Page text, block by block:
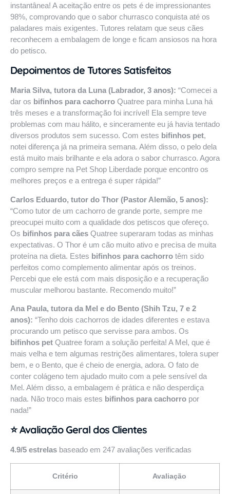
instantânea! A aceitação entre os pets é de impressionantes
98%, comprovando que o sabor churrasco conquista até os
paladares mais exigentes. Tutores relatam que seus cães
reconhecem a embalagem de longe e ficam ansiosos na hora
do petisco.
Depoimentos de Tutores Satisfeitos
Maria Silva, tutora da Luna (Labrador, 3 anos): “Comecei a
dar os bifinhos para cachorro Quatree para minha Luna há
três meses e a transformação foi incrível! Ela sempre teve
problemas com mau hálito, e sinceramente eu já havia tentado
diversos produtos sem sucesso. Com estes bifinhos pet,
notei diferença já na primeira semana. Além disso, o pelo dela
está muito mais brilhante e ela adora o sabor churrasco. Agora
compro sempre na Pet Shop Liberdade porque encontro os
melhores preços e a entrega é super rápida!”
Carlos Eduardo, tutor do Thor (Pastor Alemão, 5 anos):
“Como tutor de um cachorro de grande porte, sempre me
preocupei muito com a qualidade dos petiscos que ofereço.
Os bifinhos para cães Quatree superaram todas as minhas
expectativas. O Thor é um cão muito ativo e precisa de muita
proteína na dieta. Estes bifinhos para cachorro têm sido
perfeitos como complemento alimentar após os treinos.
Percebi que ele está com mais disposição e a recuperação
muscular melhorou bastante. Recomendo muito!”
Ana Paula, tutora da Mel e do Bento (Shih Tzu, 7 e 2
anos): “Tenho dois cachorros de idades diferentes e estava
procurando um petisco que servisse para ambos. Os
bifinhos pet Quatree foram a solução perfeita! A Mel, que é
mais velha e tem algumas restrições alimentares, tolera super
bem, e o Bento, que é cheio de energia, adora. O fato de
conter colágeno tem ajudado muito com a pele sensível da
Mel. Além disso, a embalagem é prática e não desperdiça
nada. Não troco mais estes bifinhos para cachorro por
nada!”
⭐ Avaliação Geral dos Clientes
4.9/5 estrelas baseado em 247 avaliações verificadas
Critério Avaliação